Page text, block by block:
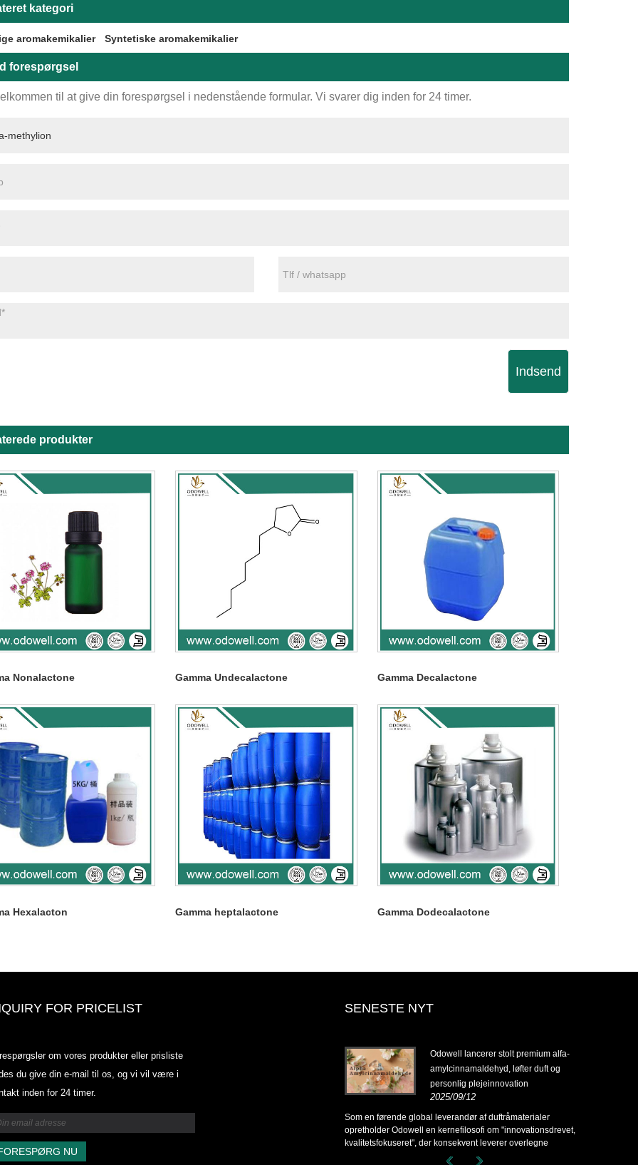
kategori
aromakemikalier Syntetiske aromakemikalier
forespørgsel
til at give din forespørgsel i nedenstående formular. Vi svarer dig inden for 24 timer.
Indsend
produkter
Nonalactone Gamma Undecalactone Gamma Decalactone
Hexalacton Gamma heptalactone Gamma Dodecalactone
FOR PRICELIST
om vores produkter eller prisliste
du give din e-mail til os, og vi vil være i
inden for 24 timer.
SENESTE NYT
2025.07.25
Odowell lancerer stolt premium alfa-
amylcinnamaldehyd, løfter duft og
personlig plejeinnovation
2025/09/12
Som en førende global leverandør af duftråmaterialer
opretholder Odowell en kernefilosofi om "innovationsdrevet,
kvalitetsfokuseret", der konsekvent leverer overlegne
duftløsninger til kunder over hele verden.